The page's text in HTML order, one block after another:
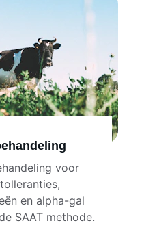
voor
en alpha-gal
SAAT methode.